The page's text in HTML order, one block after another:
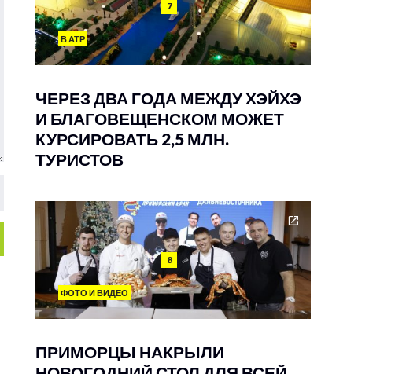
7
В АТР
ЧЕРЕЗ ДВА ГОДА МЕЖДУ ХЭЙХЭ
И БЛАГОВЕЩЕНСКОМ МОЖЕТ
КУРСИРОВАТЬ 2,5 МЛН.
ТУРИСТОВ
8
ФОТО И ВИДЕО
ПРИМОРЦЫ НАКРЫЛИ